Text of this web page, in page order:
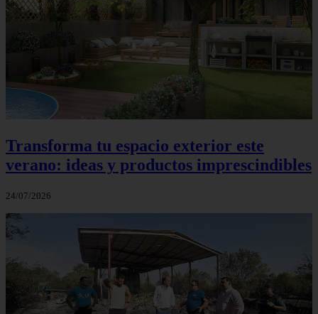
Transforma tu espacio exterior este
verano: ideas y productos imprescindibles
24/07/2026